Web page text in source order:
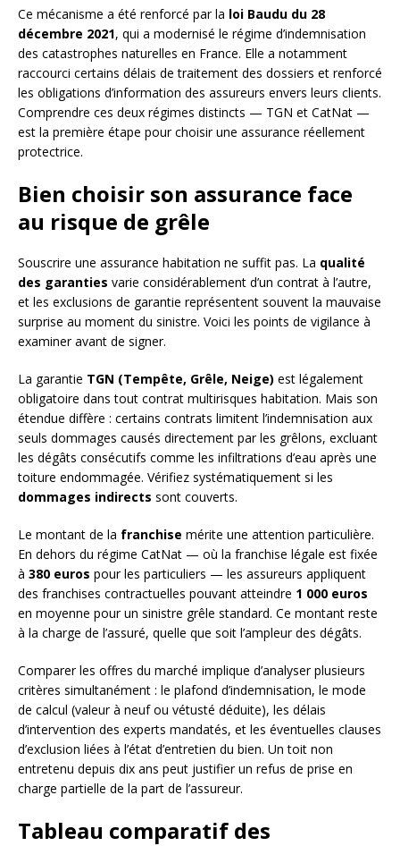
Ce mécanisme a été renforcé par la loi Baudu du 28
décembre 2021, qui a modernisé le régime d’indemnisation
des catastrophes naturelles en France. Elle a notamment
raccourci certains délais de traitement des dossiers et renforcé
les obligations d’information des assureurs envers leurs clients.
Comprendre ces deux régimes distincts — TGN et CatNat —
est la première étape pour choisir une assurance réellement
protectrice.
Bien choisir son assurance face
au risque de grêle
Souscrire une assurance habitation ne suffit pas. La qualité
des garanties varie considérablement d’un contrat à l’autre,
et les exclusions de garantie représentent souvent la mauvaise
surprise au moment du sinistre. Voici les points de vigilance à
examiner avant de signer.
La garantie TGN (Tempête, Grêle, Neige) est légalement
obligatoire dans tout contrat multirisques habitation. Mais son
étendue diffère : certains contrats limitent l’indemnisation aux
seuls dommages causés directement par les grêlons, excluant
les dégâts consécutifs comme les infiltrations d’eau après une
toiture endommagée. Vérifiez systématiquement si les
dommages indirects sont couverts.
Le montant de la franchise mérite une attention particulière.
En dehors du régime CatNat — où la franchise légale est fixée
à 380 euros pour les particuliers — les assureurs appliquent
des franchises contractuelles pouvant atteindre 1 000 euros
en moyenne pour un sinistre grêle standard. Ce montant reste
à la charge de l’assuré, quelle que soit l’ampleur des dégâts.
Comparer les offres du marché implique d’analyser plusieurs
critères simultanément : le plafond d’indemnisation, le mode
de calcul (valeur à neuf ou vétusté déduite), les délais
d’intervention des experts mandatés, et les éventuelles clauses
d’exclusion liées à l’état d’entretien du bien. Un toit non
entretenu depuis dix ans peut justifier un refus de prise en
charge partielle de la part de l’assureur.
Tableau comparatif des